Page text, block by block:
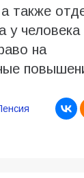
также
у человека
на